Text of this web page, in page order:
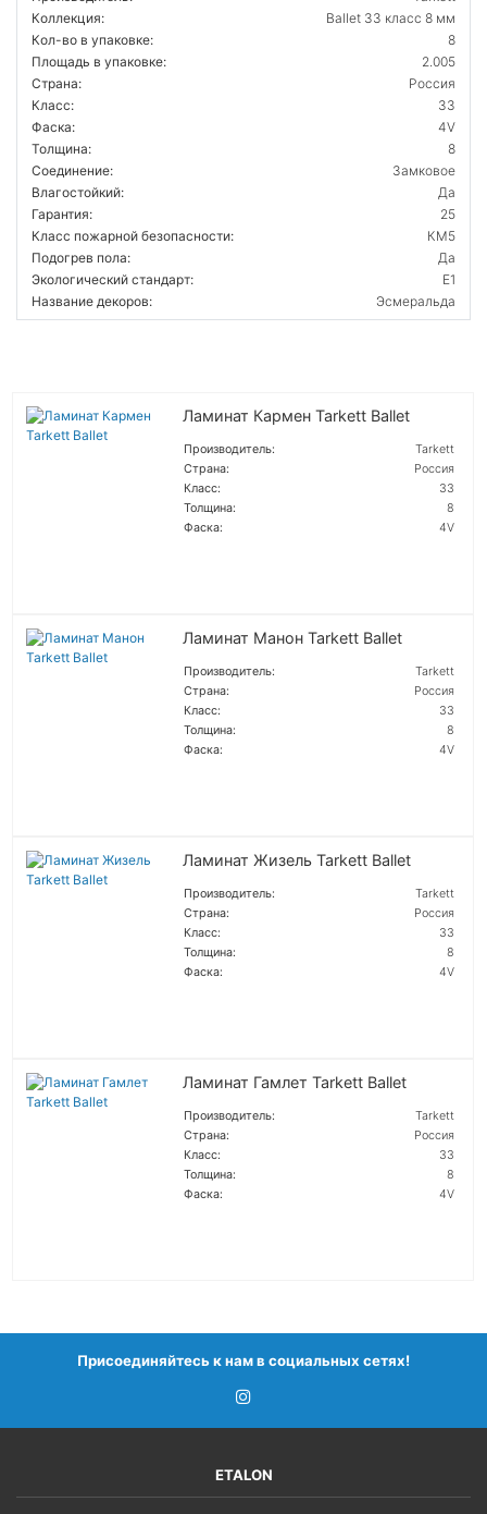
Коллекция:
Ballet 33 класс 8 мм
Кол-во в упаковке:
8
Площадь в упаковке:
2.005
Страна:
Россия
Класс:
33
Фаска:
4V
Толщина:
8
Соединение:
Замковое
Влагостойкий:
Да
Гарантия:
25
Класс пожарной безопасности:
КМ5
Подогрев пола:
Да
Экологический стандарт:
E1
Название декоров:
Эсмеральда
Ламинат Кармен Tarkett Ballet
Производитель:
Tarkett
Страна:
Россия
Класс:
33
Толщина:
8
Фаска:
4V
Ламинат Манон Tarkett Ballet
Производитель:
Tarkett
Страна:
Россия
Класс:
33
Толщина:
8
Фаска:
4V
Ламинат Жизель Tarkett Ballet
Производитель:
Tarkett
Страна:
Россия
Класс:
33
Толщина:
8
Фаска:
4V
Ламинат Гамлет Tarkett Ballet
Производитель:
Tarkett
Страна:
Россия
Класс:
33
Толщина:
8
Фаска:
4V
Присоединяйтесь к нам в социальных сетях!
ETALON